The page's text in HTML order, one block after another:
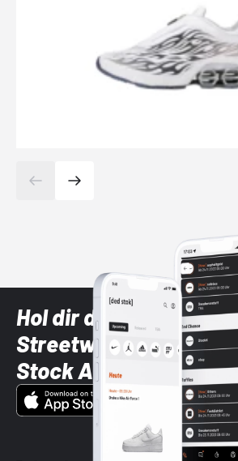
Hol dir die neuesten
Streetwear-Brands
Stock App